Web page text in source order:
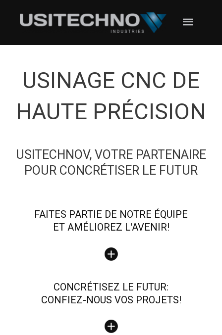
contenu
MENU
USINAGE CNC DE
HAUTE PRÉCISION
USITECHNOV, VOTRE PARTENAIRE
POUR CONCRÉTISER LE FUTUR
FAITES PARTIE DE NOTRE ÉQUIPE
ET AMÉLIOREZ L'AVENIR!
CONCRÉTISEZ LE FUTUR:
CONFIEZ-NOUS VOS PROJETS!